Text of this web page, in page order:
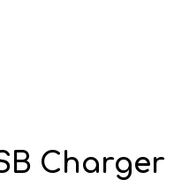
Charger